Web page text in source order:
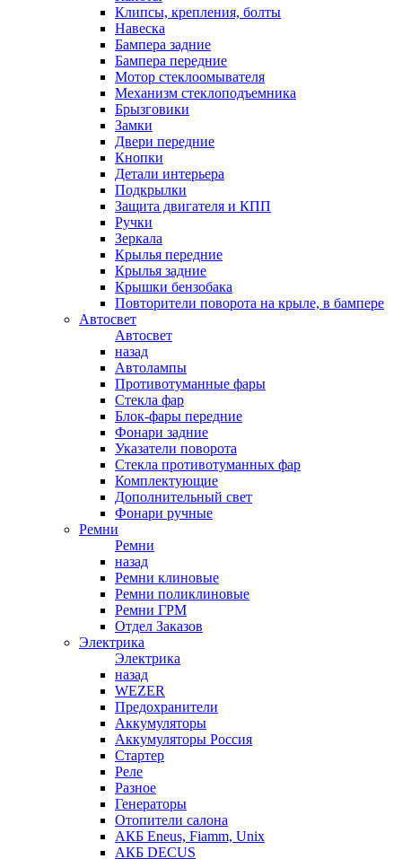
Клипсы, крепления, болты
Навеска
Бампера задние
Бампера передние
Мотор стеклоомывателя
Механизм стеклоподъемника
Брызговики
Замки
Двери передние
Кнопки
Детали интерьера
Подкрылки
Защита двигателя и КПП
Ручки
Зеркала
Крылья передние
Крылья задние
Крышки бензобака
Повторители поворота на крыле, в бампере
Автосвет
Автосвет
назад
Автолампы
Противотуманные фары
Стекла фар
Блок-фары передние
Фонари задние
Указатели поворота
Стекла противотуманных фар
Комплектующие
Дополнительный свет
Фонари ручные
Ремни
Ремни
назад
Ремни клиновые
Ремни поликлиновые
Ремни ГРМ
Отдел Заказов
Электрика
Электрика
назад
WEZER
Предохранители
Аккумуляторы
Аккумуляторы Россия
Стартер
Реле
Разное
Генераторы
Отопители салона
АКБ Eneus, Fiamm, Unix
АКБ DECUS